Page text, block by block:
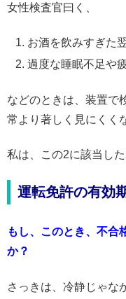
女性検査官曰く、
お酒を飲みすぎた
過度な睡眠不足や
などのときは、装置で
常より著しく見にくく
私は、この2に該当した
運転免許の有効
もし、このとき、不合
か？
さっきは、冷静じゃな